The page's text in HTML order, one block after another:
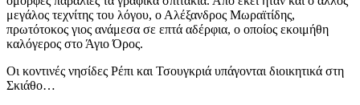
μεγάλος τεχνίτης του λόγου, ο Αλέξανδρος Μωραϊτίδης,
πρωτότοκος γιος ανάμεσα σε επτά αδέρφια, ο οποίος εκοιμήθη
καλόγερος στο Άγιο Όρος.
Οι κοντινές νησίδες Ρέπι και Τσουγκριά υπάγονται διοικητικά στη
Σκιάθο…